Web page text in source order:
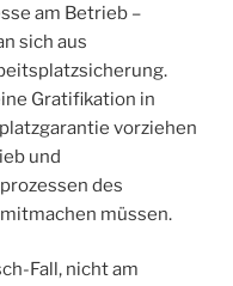
am Betrieb –
sich aus
Gratifikation in
vorziehen
und
des
müssen.
Fall, nicht am